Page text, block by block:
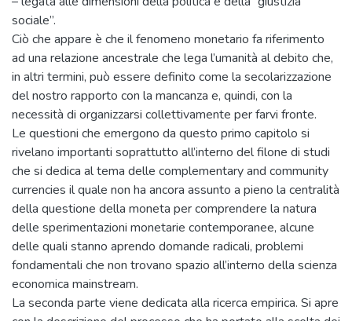
sociale”.
Ciò che appare è che il fenomeno monetario fa riferimento
ad una relazione ancestrale che lega l’umanità al debito che,
in altri termini, può essere definito come la secolarizzazione
del nostro rapporto con la mancanza e, quindi, con la
necessità di organizzarsi collettivamente per farvi fronte.
Le questioni che emergono da questo primo capitolo si
rivelano importanti soprattutto all’interno del filone di studi
che si dedica al tema delle complementary and community
currencies il quale non ha ancora assunto a pieno la centralità
della questione della moneta per comprendere la natura
delle sperimentazioni monetarie contemporanee, alcune
delle quali stanno aprendo domande radicali, problemi
fondamentali che non trovano spazio all’interno della scienza
economica mainstream.
La seconda parte viene dedicata alla ricerca empirica. Si apre